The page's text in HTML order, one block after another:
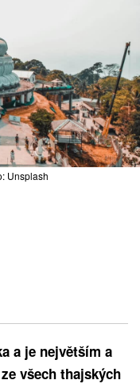
Unsplash
a je největším a
všech thajských